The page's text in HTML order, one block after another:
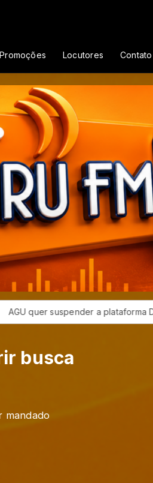
Promoções Locutores Contato
a plataforma Discord no Brasil
busca
mandado